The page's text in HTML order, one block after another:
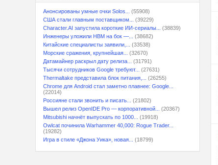
Анонсированы умные очки Solos...
(55908)
США стали главным поставщиком...
(39229)
Character.AI запустила короткие ИИ-сериалы...
(38839)
Инженеры уложили HBM на бок —...
(38682)
Китайские специалисты заявили,...
(33538)
Морские сражения, крупнейшая...
(32670)
Датамайнер раскрыл дату релиза...
(31791)
Тысячи сотрудников Google требуют...
(27631)
Thermaltake представила блок питания,...
(26255)
Chrome для Android стал заметно плавнее: Google...
(22014)
Россияне стали звонить и писать...
(21802)
Вышел релиз OpenIDE Pro — корпоративной...
(20367)
Mitsubishi начнёт выпускать по 1000...
(19918)
Owlcat починила Warhammer 40,000: Rogue Trader...
(19282)
Игра в стиле «Джона Уика», новая...
(18799)